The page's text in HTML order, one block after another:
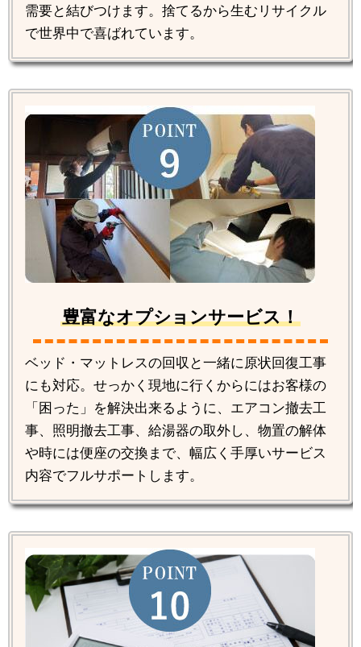
需要と結びつけます。捨てるから生むリサイクル
で世界中で喜ばれています。
豊富なオプションサービス！
ベッド・マットレスの回収と一緒に原状回復工事
にも対応。せっかく現地に行くからにはお客様の
「困った」を解決出来るように、エアコン撤去工
事、照明撤去工事、給湯器の取外し、物置の解体
や時には便座の交換まで、幅広く手厚いサービス
内容でフルサポートします。